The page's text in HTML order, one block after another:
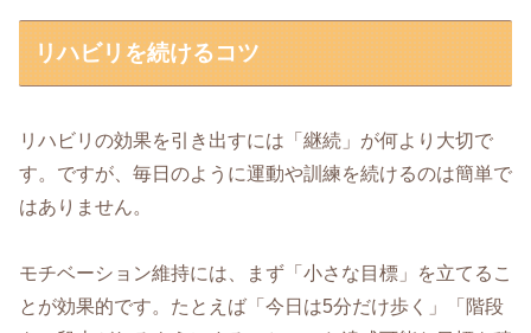
リハビリを続けるコツ
リハビリの効果を引き出すには「継続」が何より大切で
す。ですが、毎日のように運動や訓練を続けるのは簡単で
はありません。
モチベーション維持には、まず「小さな目標」を立てるこ
とが効果的です。たとえば「今日は5分だけ歩く」「階段